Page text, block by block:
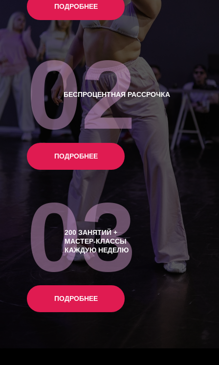
02
БЕСПРОЦЕНТНАЯ РАССРОЧКА
03
200 ЗАНЯТИЙ +
МАСТЕР-КЛАССЫ
КАЖДУЮ НЕДЕЛЮ
ПОДРОБНЕЕ
ПОДРОБНЕЕ
ПОДРОБНЕЕ